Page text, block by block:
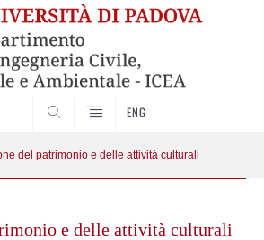
ENG
del patrimonio e delle attività culturali
e delle attività culturali